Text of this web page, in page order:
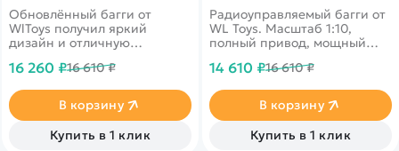
Обновлённый багги от
WlToys получил яркий
дизайн и отличную
Мощный коллекторный
разогнать модель до
внушительных 40 км/ч.
Машинка отлично
управляется, превосходно
16 260 ₽16 610 ₽
В корзину
Купить в 1 клик
Радиоуправляемый багги от
WL Toys. Масштаб 1:10,
полный привод, мощный
мотор&nbsp;серии 540,
Скорость до 40 км/ч. Корпус
неоново-зеленого цвета с
чёрными элементами.
14 610 ₽16 610 ₽
В корзину
Купить в 1 клик